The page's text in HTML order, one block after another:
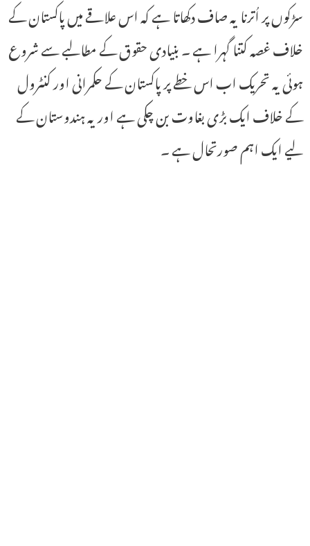
سڑکوں پر اُترنا یہ صاف دکھاتا ہے کہ اس علاقے میں پاکستان کے
خلاف غصہ کتنا گہرا ہے ۔ بنیادی حقوق کے مطالبے سے شروع
ہوئی یہ تحریک اب اس خطے پر پاکستان کے حکمرانی اور کنٹرول
کے خلاف ایک بڑی بغاوت بن چکی ہے اور یہ ہندوستان کے
لیے ایک اہم صورتحال ہے ۔